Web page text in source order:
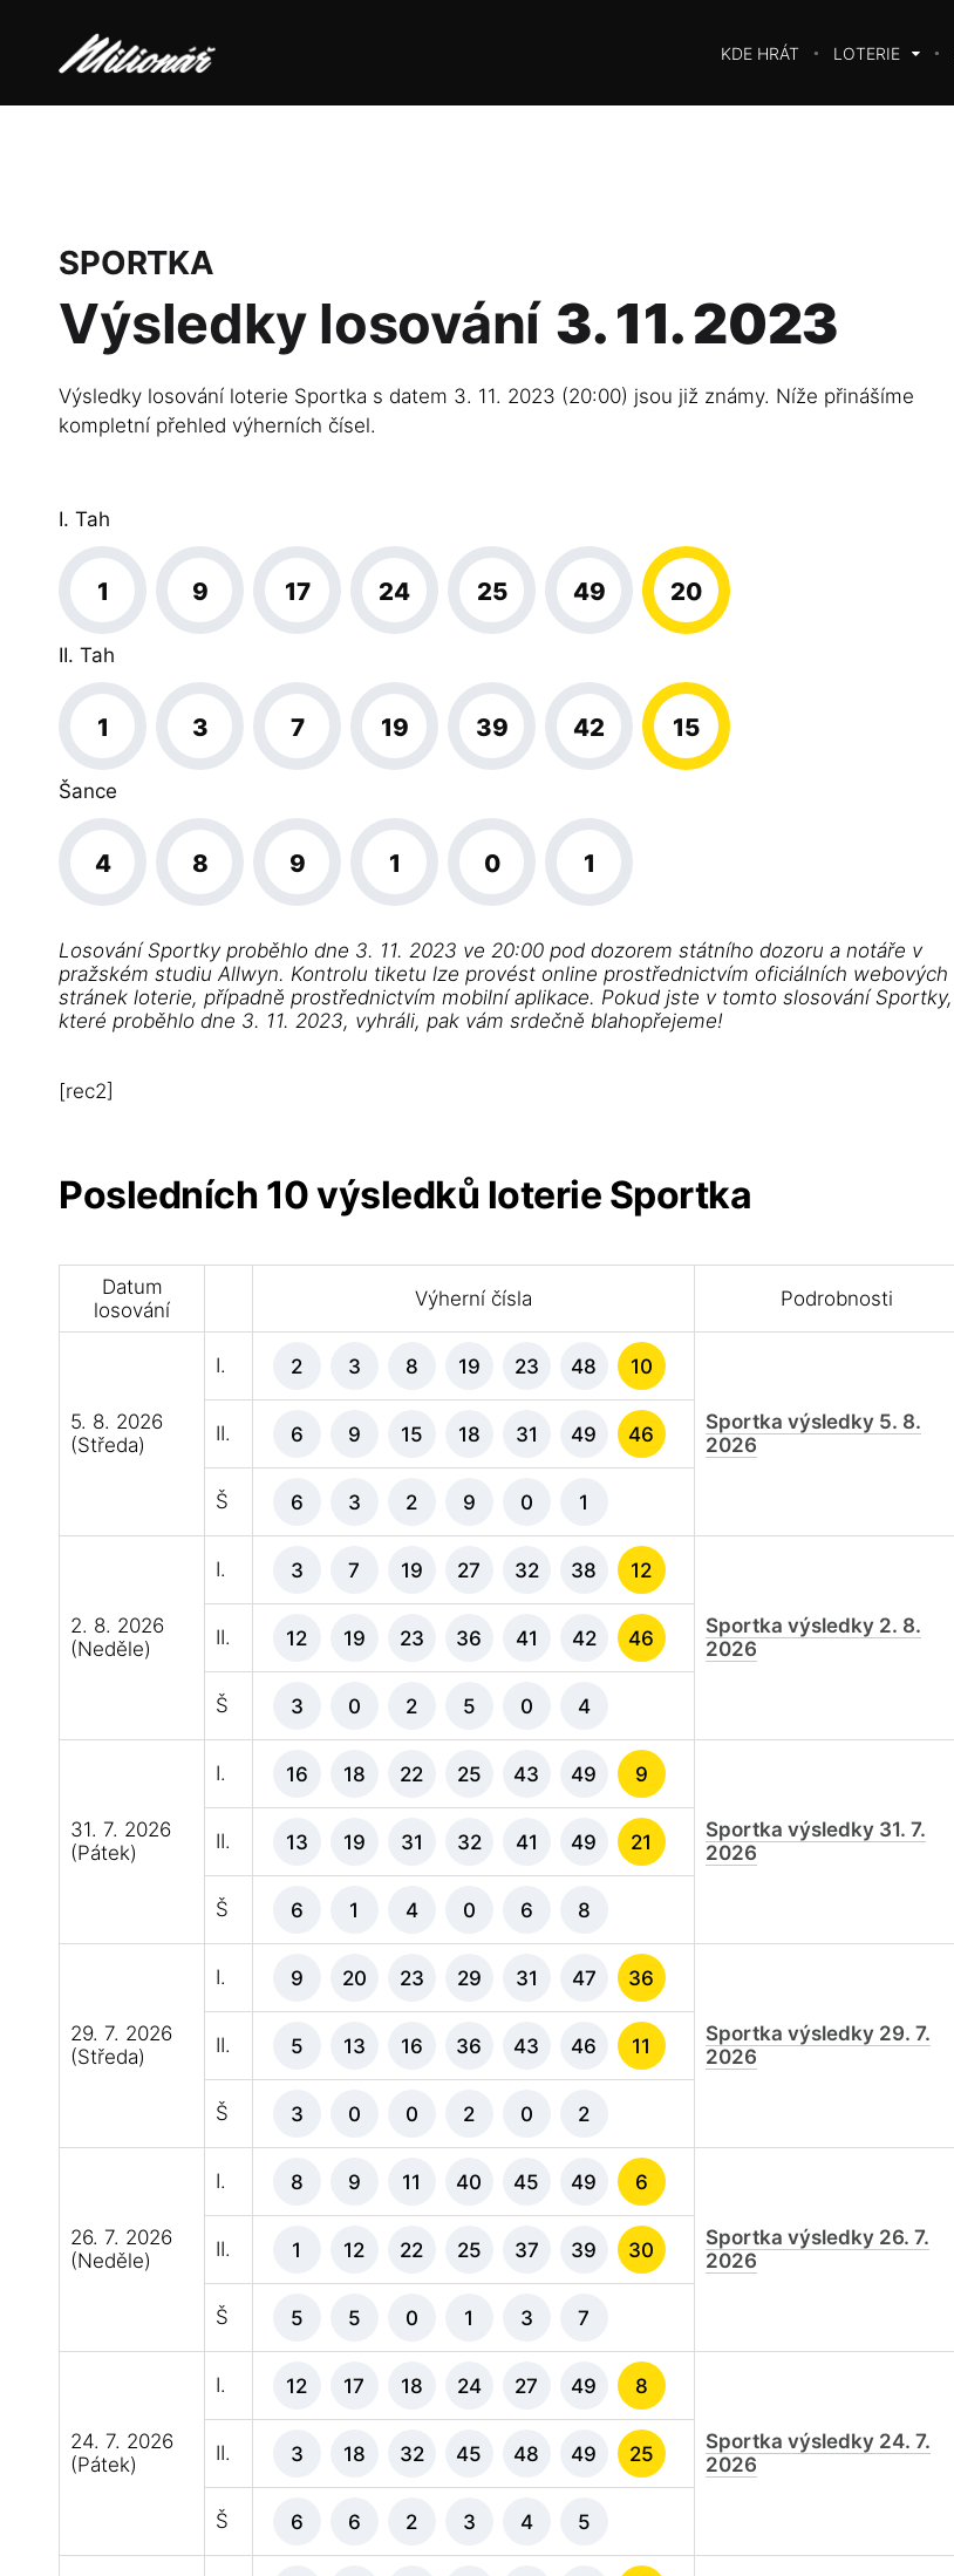
KDE HRÁT LOTERIE
SPORTKA
Výsledky losování 3. 11. 2023
Výsledky losování loterie Sportka s datem 3. 11. 2023 (20:00) jsou již známy. Níže přinášíme
kompletní přehled výherních čísel.
I. Tah
1 9 17 24 25 49 20
II. Tah
1 3 7 19 39 42 15
Šance
4 8 9 1 0 1
Losování Sportky proběhlo dne 3. 11. 2023 ve 20:00 pod dozorem státního dozoru a notáře v
pražském studiu Allwyn. Kontrolu tiketu lze provést online prostřednictvím oficiálních webových
stránek loterie, případně prostřednictvím mobilní aplikace. Pokud jste v tomto slosování Sportky,
které proběhlo dne 3. 11. 2023, vyhráli, pak vám srdečně blahopřejeme!
[rec2]
Posledních 10 výsledků loterie Sportka
Datum
losování
Výherní čísla Podrobnosti
5. 8. 2026
(Středa)
I. 2 3 8 19 23 48 10
Sportka výsledky 5. 8.
2026
II. 6 9 15 18 31 49 46
Š 6 3 2 9 0 1
2. 8. 2026
(Neděle)
I. 3 7 19 27 32 38 12
Sportka výsledky 2. 8.
2026
II. 12 19 23 36 41 42 46
Š 3 0 2 5 0 4
31. 7. 2026
(Pátek)
I. 16 18 22 25 43 49 9
Sportka výsledky 31. 7.
2026
II. 13 19 31 32 41 49 21
Š 6 1 4 0 6 8
29. 7. 2026
(Středa)
I. 9 20 23 29 31 47 36
Sportka výsledky 29. 7.
2026
II. 5 13 16 36 43 46 11
Š 3 0 0 2 0 2
26. 7. 2026
(Neděle)
I. 8 9 11 40 45 49 6
Sportka výsledky 26. 7.
2026
II. 1 12 22 25 37 39 30
Š 5 5 0 1 3 7
24. 7. 2026
(Pátek)
I. 12 17 18 24 27 49 8
Sportka výsledky 24. 7.
2026
II. 3 18 32 45 48 49 25
Š 6 6 2 3 4 5